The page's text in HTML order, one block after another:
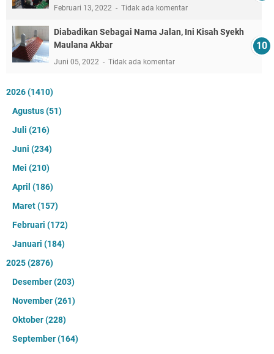
Februari 13, 2022 Tidak ada komentar
Diabadikan Sebagai Nama Jalan, Ini Kisah Syekh
Maulana Akbar
Juni 05, 2022 Tidak ada komentar
2026(1410)
Agustus(51)
Juli (216)
Juni (234)
Mei (210)
April (186)
Maret(157)
Februari (172)
Januari (184)
2025(2876)
Desember(203)
November(261)
Oktober(228)
September(164)